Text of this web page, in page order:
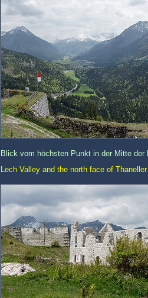
Blick vom höchsten Punkt in der Mitte der
Lech Valley and the north face of